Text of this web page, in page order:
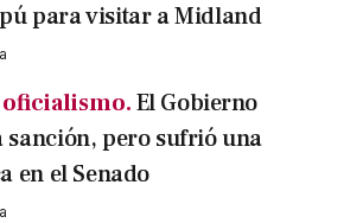
para visitar a Midland
oficialismo.El Gobierno
sanción, pero sufrió una
en el Senado